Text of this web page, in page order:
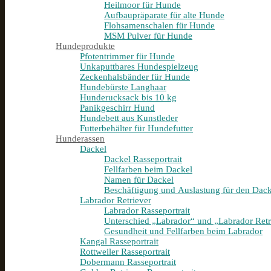
Heilmoor für Hunde
Aufbaupräparate für alte Hunde
Flohsamenschalen für Hunde
MSM Pulver für Hunde
Hundeprodukte
Pfotentrimmer für Hunde
Unkaputtbares Hundespielzeug
Zeckenhalsbänder für Hunde
Hundebürste Langhaar
Hunderucksack bis 10 kg
Panikgeschirr Hund
Hundebett aus Kunstleder
Futterbehälter für Hundefutter
Hunderassen
Dackel
Dackel Rasseportrait
Fellfarben beim Dackel
Namen für Dackel
Beschäftigung und Auslastung für den
Labrador Retriever
Labrador Rasseportrait
Unterschied „Labrador“ und „Labrador
Gesundheit und Fellfarben beim Labrador
Kangal Rasseportrait
Rottweiler Rasseportrait
Dobermann Rasseportrait